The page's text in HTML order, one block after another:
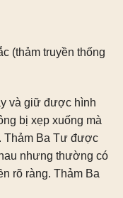
(thảm truyền thống
và giữ được hình
bị xẹp xuống mà
Thảm Ba Tư được
nhưng thường có
rõ ràng. Thảm Ba